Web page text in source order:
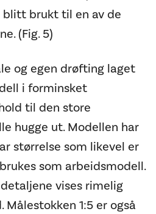
blitt brukt til en av de
(Fig. 5)
og egen drøfting laget
i forminsket
til den store
hugge ut. Modellen har
størrelse som likevel er
som arbeidsmodell.
vises rimelig
1:5 er også